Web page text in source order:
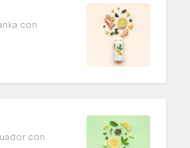
con
con